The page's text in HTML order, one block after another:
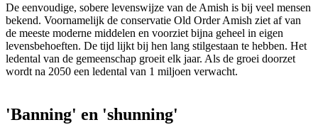
De eenvoudige, sobere levenswijze van de Amish is bij veel mensen
bekend. Voornamelijk de conservatie Old Order Amish ziet af van
de meeste moderne middelen en voorziet bijna geheel in eigen
levensbehoeften. De tijd lijkt bij hen lang stilgestaan te hebben. Het
ledental van de gemeenschap groeit elk jaar. Als de groei doorzet
wordt na 2050 een ledental van 1 miljoen verwacht.
'Banning' en 'shunning'